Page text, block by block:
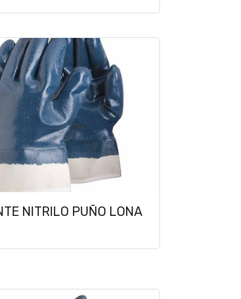
NITRILO PUÑO LONA